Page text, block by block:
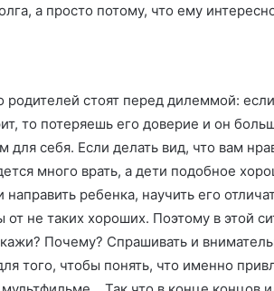
а просто потому, что ему
родителей стоят перед дилеммой:
то потеряешь его доверие и он
для себя. Если делать вид, что вам
много врать, а дети подобное
направить ребенка, научить его
от не таких хороших. Поэтому в этой
Почему? Спрашивать и
того, чтобы понять, что именно